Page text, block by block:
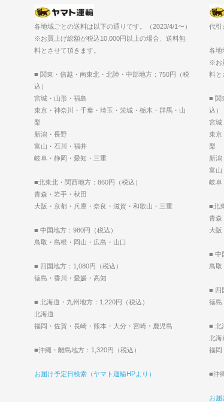
各地域ごとの送料は以下の通りです。（2023/4/1〜）
※お買上げ総額が税込10,000円以上の場合、送料無
料とさせて頂きます。
■ 関東・信越・南東北・北陸・中部地方：750円（税
込）
宮城・山形・福島
東京・神奈川・千葉・埼玉・茨城・栃木・群馬・山
梨
新潟・長野
富山・石川・福井
岐阜・静岡・愛知・三重
■北東北・関西地方：860円（税込）
青森・岩手・秋田
大阪・京都・兵庫・奈良・滋賀・和歌山・三重
■ 中国地方：980円（税込）
鳥取・島根・岡山・広島・山口
■ 四国地方：1,080円（税込）
徳島・香川・愛媛・高知
■ 北海道・九州地方：1,220円（税込）
北海道
福岡・佐賀・長崎・熊本・大分・宮崎・鹿児島
■沖縄・離島地方：1,320円（税込）
お届け予定日検索（ヤマト運輸HPより）
代引
各地
※お
料と
■ 関
込）
宮城
東京
梨
新潟
富山
岐阜
■北
青森
大阪
■ 中
鳥取
■ 四
徳島
■ 北
北海
福岡
■沖
お届